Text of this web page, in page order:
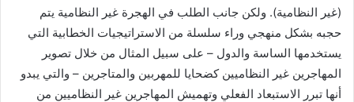
(غير النظامية). ولكن جانب الطلب في الهجرة غير النظامية يتم
حجبه بشكل منهجي وراء سلسلة من الاستراتيجيات الخطابية التي
يستخدمها الساسة والدول – على سبيل المثال من خلال تصوير
المهاجرين غير النظاميين كضحايا للمهربين والمتاجرين – والتي يبدو
أنها تبرر الاستبعاد الفعلي وتهميش المهاجرين غير النظاميين من